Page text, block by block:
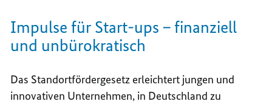
Impulse für Start-ups – finanziell
und unbürokratisch
Das Standortfördergesetz erleichtert jungen und
innovativen Unternehmen, in Deutschland zu